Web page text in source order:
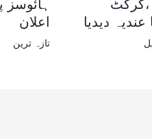
دیدیا
ہائوسز
اعلان
تازہ ترین